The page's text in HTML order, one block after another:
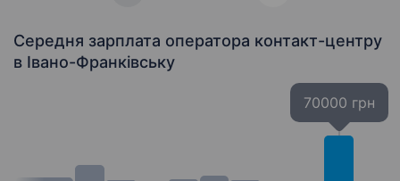
Середня зарплата оператора контакт-центру
в Івано-Франківську
70000 грн